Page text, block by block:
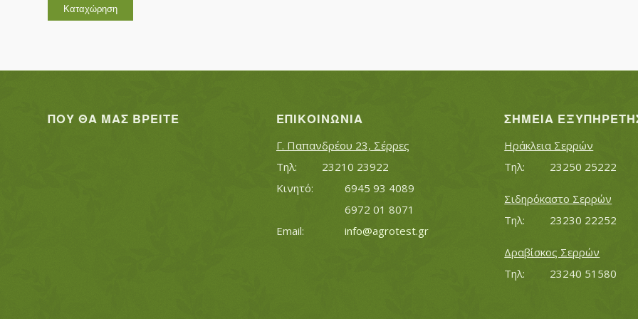
ΠΟΥ ΘΑ ΜΑΣ ΒΡΕΊΤΕ ΕΠΙΚΟΙΝΩΝΊΑ
Γ. Παπανδρέου 23, Σέρρες
Τηλ:		23210 23922
Κινητό:		6945 93 4089
			6972 01 8071
info@agrotest.gr
ΣΗΜΕΊΑ
Ηράκλεια Σερρών
Τηλ:		23250 25222
Σιδηρόκαστο Σερρών
Τηλ:		23230 22252
Δραβίσκος Σερρών
Τηλ:		23240 51580